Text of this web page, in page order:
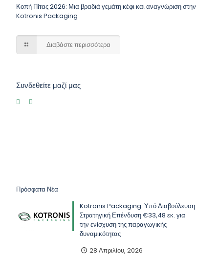
Κοπή Πίτας 2026: Μια βραδιά γεμάτη κέφι και αναγνώριση στην
Kotronis Packaging
Διαβάστε περισσότερα
Συνδεθείτε μαζί μας
Πρόσφατα Νέα
Kotronis Packaging: Υπό Διαβούλευση
Στρατηγική Επένδυση €33,48 εκ. για
την ενίσχυση της παραγωγικής
δυναμικότητας
28 Απριλίου, 2026